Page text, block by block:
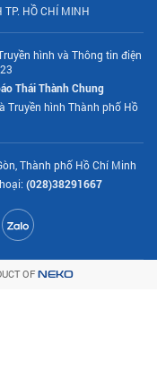
HỒ CHÍ MINH
hình và Thông tin điện
Thái Thành Chung
Truyền hình Thành phố Hồ
Thành phố Hồ Chí Minh
(028)38291667
OF NEKO